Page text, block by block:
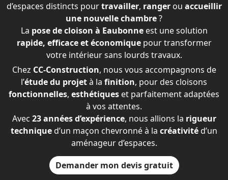
d’espaces distincts pourtravailler, rangerou accueillir
une nouvelle chambre?
La pose de cloison à Eaubonneest une solution
rapide, efficace et économiquepour transformer
votre intérieur sans lourds travaux.
Chez CC-Construction, nous vous accompagnons de
l’étude du projetà la finition, pour des cloisons
fonctionnelles, esthétiques et parfaitement adaptées
à vos attentes.
Avec 23 années d’expérience, nous allions la rigueur
technique d’un maçon chevronné à la créativité d’un
aménageur d’espaces.
Demander mon devis gratuit